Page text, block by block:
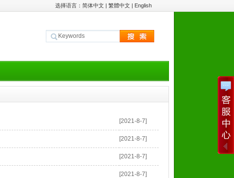
选择语言： 简体中文 | 繁體中文 | English
[2021-8-7]
[2021-8-7]
[2021-8-7]
[2021-8-7]